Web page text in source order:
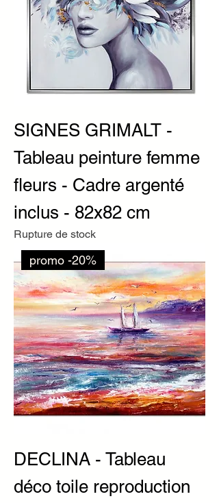
SIGNES GRIMALT -
Tableau peinture femme
fleurs - Cadre argenté
inclus - 82x82 cm
Rupture de stock
promo -20%
DECLINA - Tableau
déco toile reproduction